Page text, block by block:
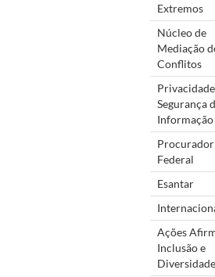
Extremos
Núcleo de
Mediação
Conflitos
Segurança
Informação
Federal
Esantar
Ações
Inclusão e